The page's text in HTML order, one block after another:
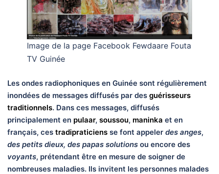
Image de la page Facebook Fewdaare Fouta
TV Guinée
Les ondes radiophoniques en Guinée sont régulièrement
inondées de messages diffusés par des guérisseurs
traditionnels. Dans ces messages, diffusés
principalement en pulaar, soussou, maninka et en
français, ces tradipraticiens se font appeler des anges,
des petits dieux, des papas solutions ou encore des
voyants, prétendant être en mesure de soigner de
nombreuses maladies. Ils invitent les personnes malades